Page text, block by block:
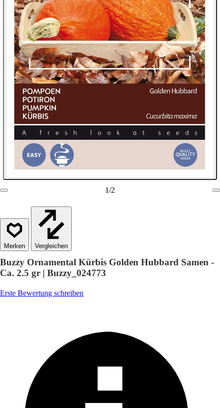
1/2
Vergleichen
Buzzy Ornamental Kürbis Golden Hubbard Samen -
Ca. 2.5 gr | Buzzy_024773
Erste Bewertung schreiben